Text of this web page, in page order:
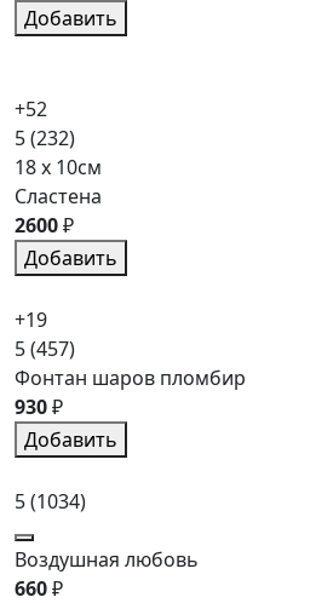
Добавить
+52
5(232)
18 x 10см
Сластена
2600₽
Добавить
+19
5(457)
Фонтан шаров пломбир
930₽
Добавить
5(1034)
Воздушная любовь
660₽